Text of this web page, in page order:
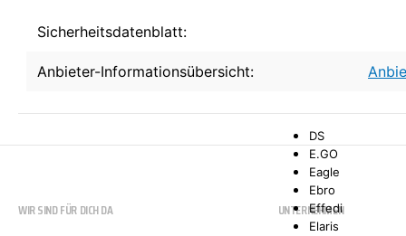
De Tomaso
Donkervoort
DS
E.GO
Eagle
Ebro
Effedi
Elaris
Sicherheitsdatenblatt:
Anbieter-Informationsübersicht:
WIR SIND FÜR DICH DA UNTERNEHMEN